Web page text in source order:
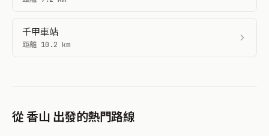
千甲車站
距離 10.2 km
從 香山 出發的熱門路線